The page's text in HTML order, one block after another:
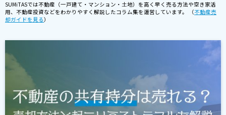
SUMiTASでは不動産（一戸建て・マンション・土地）を高く早く売る方法や空き家活
用、不動産投資などをわかりやすく解説したコラム集を運営しています。 （不動産売
却ガイドを見る）